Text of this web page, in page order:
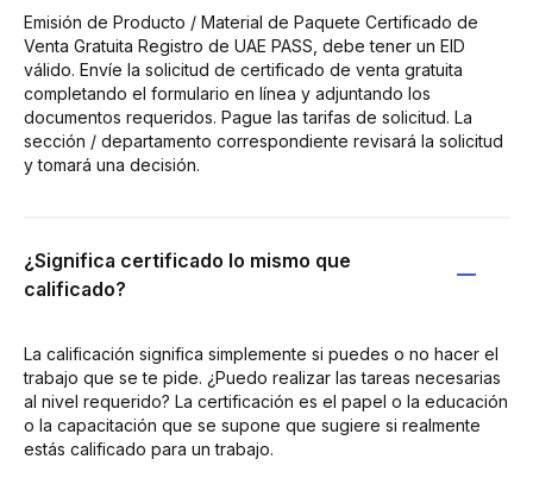
Emisión de Producto / Material de Paquete Certificado de
Venta Gratuita Registro de UAE PASS, debe tener un EID
válido. Envíe la solicitud de certificado de venta gratuita
completando el formulario en línea y adjuntando los
documentos requeridos. Pague las tarifas de solicitud. La
sección / departamento correspondiente revisará la solicitud
y tomará una decisión.
¿Significa certificado lo mismo que
calificado?
La calificación significa simplemente si puedes o no hacer el
trabajo que se te pide. ¿Puedo realizar las tareas necesarias
al nivel requerido? La certificación es el papel o la educación
o la capacitación que se supone que sugiere si realmente
estás calificado para un trabajo.